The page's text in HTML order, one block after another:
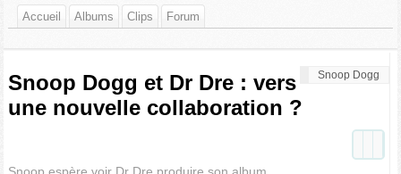
Accueil Albums Clips Forum
Snoop Dogg
Snoop Dogg et Dr Dre : vers
une nouvelle collaboration ?